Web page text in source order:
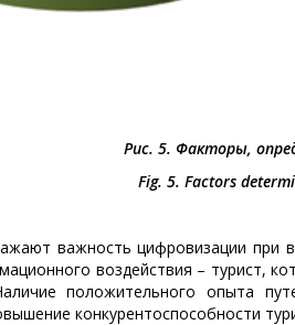
Рис. 5. Факторы,
Fig. 5. Factors
важность цифровизации при
воздействия – турист,
положительного опыта
конкурентоспособности